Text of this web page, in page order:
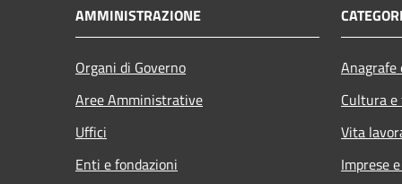
AMMINISTRAZIONE
Organi di Governo
Aree Amministrative
Uffici
Enti e fondazioni
Cultura
Vita
Imprese